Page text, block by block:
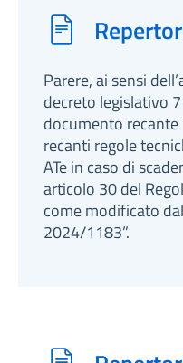
Parere, ai sensi
decreto legislativo
documento recante
recanti regole
ATe in caso di
articolo 30 del
come modificato
2024/1183”.